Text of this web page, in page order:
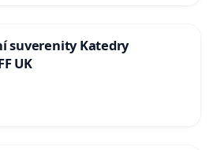
suverenity Katedry
UK